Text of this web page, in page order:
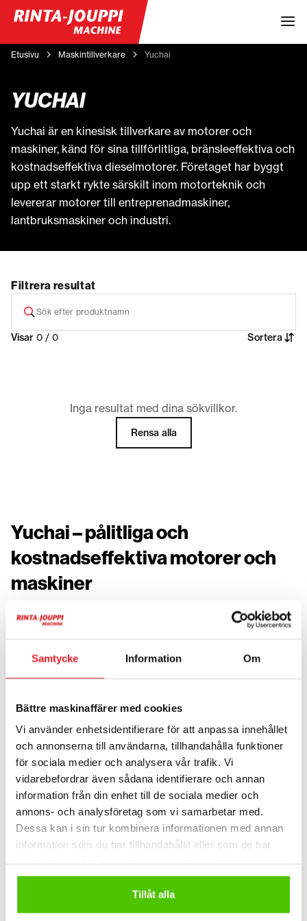
Samtycke Information Om
Bättre maskinaffärer med cookies
Vi använder enhetsidentifierare för att anpassa innehållet
och annonserna till användarna, tillhandahålla funktioner
för sociala medier och analysera vår trafik. Vi
vidarebefordrar även sådana identifierare och annan
information från din enhet till de sociala medier och
annons- och analysföretag som vi samarbetar med.
Dessa kan i sin tur kombinera informationen med annan
information som du har tillhandahållit eller som de har
Tillåt alla
Etusivu Maskintillverkare Yuchai
YUCHAI
Yuchai är en kinesisk tillverkare av motorer och
maskiner, känd för sina tillförlitliga, bränsleeffektiva och
kostnadseffektiva dieselmotorer. Företaget har byggt
upp ett starkt rykte särskilt inom motorteknik och
levererar motorer till entreprenadmaskiner,
lantbruksmaskiner och industri.
Filtrera resultat
Visar 0 / 0 Sortera
Inga resultat med dina sökvillkor.
Rensa alla
Yuchai – pålitliga och
kostnadseffektiva motorer och
maskiner
Yuchais sortiment omfattar dieselmotorer,
kompaktmaskiner och komponenter som är utvecklade
Motorerna används ofta i grävmaskiner, lastare,
viktig.
En av Yuchais största styrkor är kombinationen av
effektivitet och hållbarhet. Motorerna är konstruerade
för att leverera bra prestanda med låg
bränsleförbrukning, vilket bidrar till lägre
driftkostnader.
Mångsidighet är också en viktig egenskap. Yuchais
motorer och maskiner kan anpassas till olika
Yuchai satsar också på utveckling och modern teknik.